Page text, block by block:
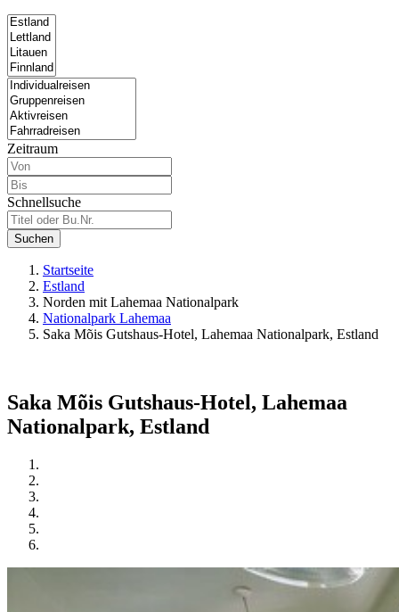
Zeitraum
Schnellsuche
Suchen
Startseite
Estland
Norden mit Lahemaa Nationalpark
Nationalpark Lahemaa
Saka Mõis Gutshaus-Hotel, Lahemaa Nationalpark, Estland
Saka Mõis Gutshaus-Hotel, Lahemaa
Nationalpark, Estland